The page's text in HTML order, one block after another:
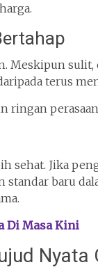
Meskipun sulit,
terus
ringan
sehat. Jika
standar baru
Di Masa Kini
Nyata